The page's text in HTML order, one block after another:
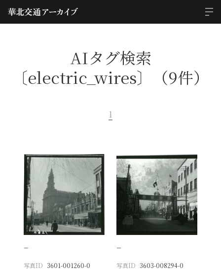
AIタグ検索
〔electric_wires〕（9件）
1
−
写真ID 3601-001260-0
−
写真ID 3603-008294-0